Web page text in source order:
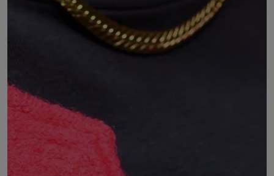
Chantal MERCIER
Directrice générale adjointe et Directrice
DÉSIGNÉ PAR :
Personnalité qualifiée désignée par arrêté
préfectoral